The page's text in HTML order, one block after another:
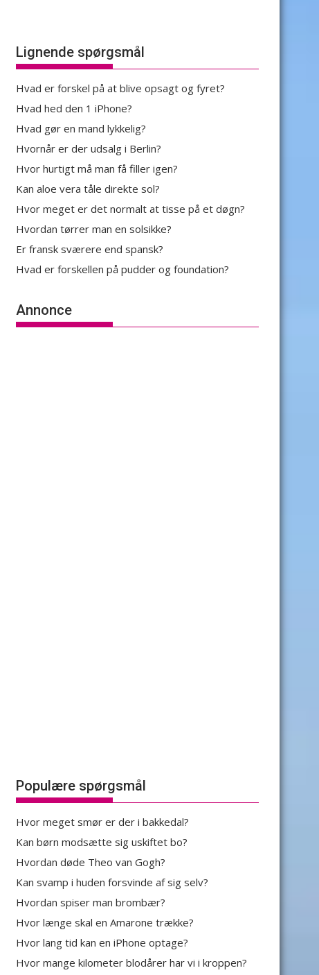
Lignende spørgsmål
Hvad er forskel på at blive opsagt og fyret?
Hvad hed den 1 iPhone?
Hvad gør en mand lykkelig?
Hvornår er der udsalg i Berlin?
Hvor hurtigt må man få filler igen?
Kan aloe vera tåle direkte sol?
Hvor meget er det normalt at tisse på et døgn?
Hvordan tørrer man en solsikke?
Er fransk sværere end spansk?
Hvad er forskellen på pudder og foundation?
Annonce
Populære spørgsmål
Hvor meget smør er der i bakkedal?
Kan børn modsætte sig uskiftet bo?
Hvordan døde Theo van Gogh?
Kan svamp i huden forsvinde af sig selv?
Hvordan spiser man brombær?
Hvor længe skal en Amarone trække?
Hvor lang tid kan en iPhone optage?
Hvor mange kilometer blodårer har vi i kroppen?